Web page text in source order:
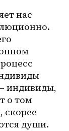
нас
— индивиды,
о том
души.